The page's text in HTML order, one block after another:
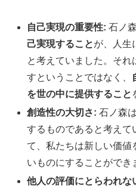
自己実現の重要性: 石ノ
己実現することが、人生
と考えていました。それ
すということではなく、
を世の中に提供すること
創造性の大切さ: 石ノ森
するものであると考えて
て、私たちは新しい価値
いものにすることができ
他人の評価にとらわれな